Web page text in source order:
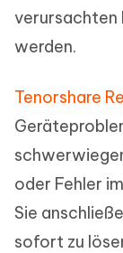
verursachten
werden.
Tenorshare
oder Fehler
Sie
sofort zu